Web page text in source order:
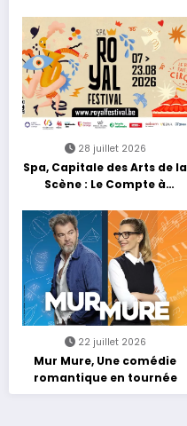
28 juillet 2026
Spa, Capitale des Arts de la
Scène : Le Compte à
22 juillet 2026
Mur Mure, Une comédie
romantique en tournée